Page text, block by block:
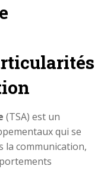
(TSA) est un
qui se
la communication,